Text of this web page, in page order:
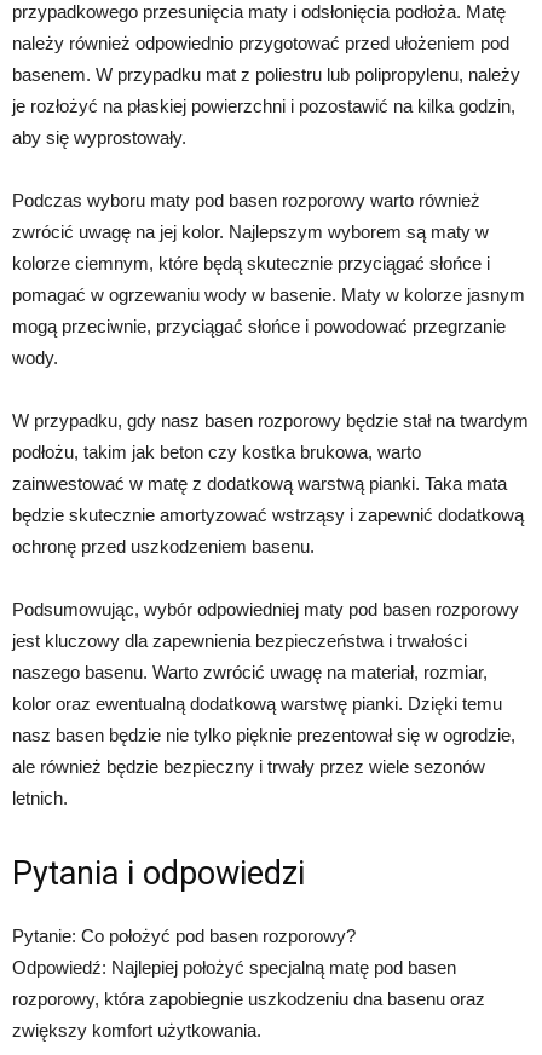
przypadkowego przesunięcia maty i odsłonięcia podłoża. Matę
należy również odpowiednio przygotować przed ułożeniem pod
basenem. W przypadku mat z poliestru lub polipropylenu, należy
je rozłożyć na płaskiej powierzchni i pozostawić na kilka godzin,
aby się wyprostowały.
Podczas wyboru maty pod basen rozporowy warto również
zwrócić uwagę na jej kolor. Najlepszym wyborem są maty w
kolorze ciemnym, które będą skutecznie przyciągać słońce i
pomagać w ogrzewaniu wody w basenie. Maty w kolorze jasnym
mogą przeciwnie, przyciągać słońce i powodować przegrzanie
wody.
W przypadku, gdy nasz basen rozporowy będzie stał na twardym
podłożu, takim jak beton czy kostka brukowa, warto
zainwestować w matę z dodatkową warstwą pianki. Taka mata
będzie skutecznie amortyzować wstrząsy i zapewnić dodatkową
ochronę przed uszkodzeniem basenu.
Podsumowując, wybór odpowiedniej maty pod basen rozporowy
jest kluczowy dla zapewnienia bezpieczeństwa i trwałości
naszego basenu. Warto zwrócić uwagę na materiał, rozmiar,
kolor oraz ewentualną dodatkową warstwę pianki. Dzięki temu
nasz basen będzie nie tylko pięknie prezentował się w ogrodzie,
ale również będzie bezpieczny i trwały przez wiele sezonów
letnich.
Pytania i odpowiedzi
Pytanie: Co położyć pod basen rozporowy?
Odpowiedź: Najlepiej położyć specjalną matę pod basen
rozporowy, która zapobiegnie uszkodzeniu dna basenu oraz
zwiększy komfort użytkowania.